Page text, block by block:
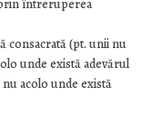
întreruperea
consacrată (pt. unii nu
unde există adevărul
acolo unde există